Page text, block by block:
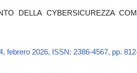
DELLA CYBERSICUREZZA
febrero 2026, ISSN: 2386-4567, pp.